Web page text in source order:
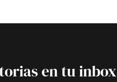
en tu inbox